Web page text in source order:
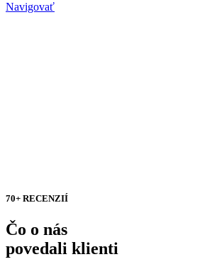
Navigovať
70+ RECENZIÍ
Čo o nás
povedali klienti